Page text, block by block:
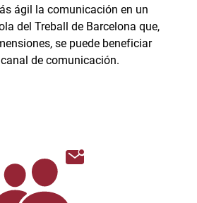
ágil la comunicación en un
del Treball de Barcelona que,
se puede beneficiar
de comunicación.